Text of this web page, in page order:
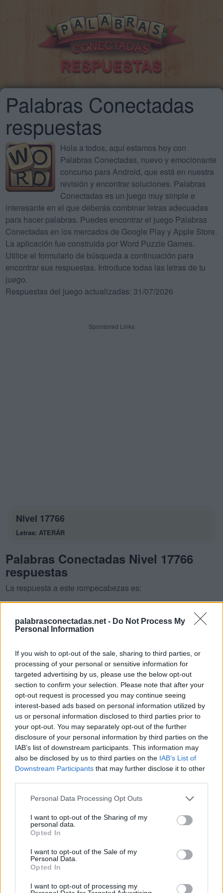
palabrasconectadas.net - Do Not Process My
Personal Information
If you wish to opt-out of the sale, sharing to third parties, or
processing of your personal or sensitive information for
targeted advertising by us, please use the below opt-out
section to confirm your selection. Please note that after your
opt-out request is processed you may continue seeing
interest-based ads based on personal information utilized by
us or personal information disclosed to third parties prior to
your opt-out. You may separately opt-out of the further
disclosure of your personal information by third parties on the
IAB’s list of downstream participants. This information may
also be disclosed by us to third parties on the IAB’s List of
Downstream Participants that may further disclose it to other
Personal Data Processing Opt Outs
I want to opt-out of the Sharing of my
personal data.
Opted In
I want to opt-out of the Sale of my
Personal Data.
Opted In
I want to opt-out of processing my
Palabras Conectadas
respuestas
Hola a todos, aquí estamos hoy con
Palabras Conectadas, nuevo y emocionante
concurso para Android, que está en nuestra
revisión y encontrar soluciones. Palabras
Conectadas es un juego muy simple e
interesante en el que deberás combinar letras adecuadas
para hacer palabras. Puedes encontrar el juego Palabras
Conectadas en los mercados de Google Play y Apple Store.
La aplicación fue construida por Word Puzzle Games.
Utilice el formulario de búsqueda a continuación para
encontrar sus respuestas. Introduce todas las letras de tu
juego.
Respuestas del juego actualizadas: 31/07/2026
Sponsored Links
Nivel 17766
Letras: ATERÁR
Palabras Conectadas Nivel 17766
respuestas
La respuesta a este rompecabezas es:
E
R
A
Á
R E
A
R
E T A
R
T
R A E R
Á
Palabras extra:
A
R
E
A
R R
E
A
R T
E
T
R A E
R
E T
A
BUSCAR MÁS